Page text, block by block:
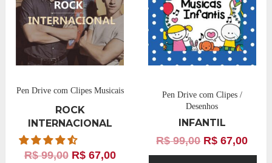
Pen Drive com Clipes Musicais
ROCK
INTERNACIONAL
R$99,00 R$67,00
Pen Drive com Clipes /
Desenhos
INFANTIL
R$99,00 R$ 67,00